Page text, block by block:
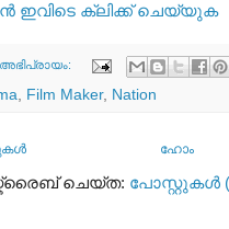
ഇവിടെ ക്ലിക്ക്‌ ചെയ്യുക
അഭിപ്രായം:
Film Maker, Nation
ഹോം
ചെയ്ത: പോസ്റ്റുകള്‍